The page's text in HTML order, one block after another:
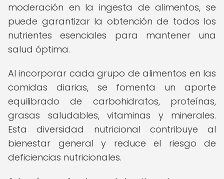
moderación en la ingesta de alimentos, se
puede garantizar la obtención de todos los
nutrientes esenciales para mantener una
salud óptima.
Al incorporar cada grupo de alimentos en las
comidas diarias, se fomenta un aporte
equilibrado de carbohidratos, proteínas,
grasas saludables, vitaminas y minerales.
Esta diversidad nutricional contribuye al
bienestar general y reduce el riesgo de
deficiencias nutricionales.